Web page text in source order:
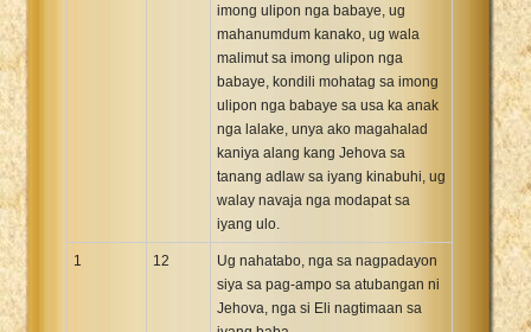
imong ulipon nga babaye, ug
mahanumdum kanako, ug wala
malimut sa imong ulipon nga
babaye, kondili mohatag sa imong
ulipon nga babaye sa usa ka anak
nga lalake, unya ako magahalad
kaniya alang kang Jehova sa
tanang adlaw sa iyang kinabuhi, ug
walay navaja nga modapat sa
iyang ulo.
1 12
Ug nahatabo, nga sa nagpadayon
siya sa pag-ampo sa atubangan ni
Jehova, nga si Eli nagtimaan sa